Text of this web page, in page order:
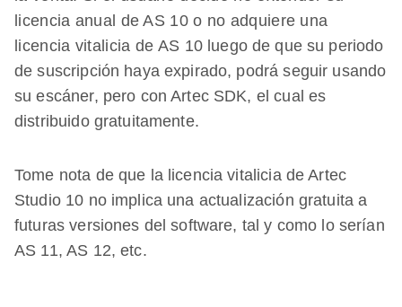
licencia anual de AS 10 o no adquiere una
licencia vitalicia de AS 10 luego de que su periodo
de suscripción haya expirado, podrá seguir usando
su escáner, pero con Artec SDK, el cual es
distribuido gratuitamente.
Tome nota de que la licencia vitalicia de Artec
Studio 10 no implica una actualización gratuita a
futuras versiones del software, tal y como lo serían
AS 11, AS 12, etc.